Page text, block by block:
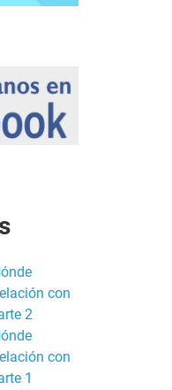
con
2
con
1